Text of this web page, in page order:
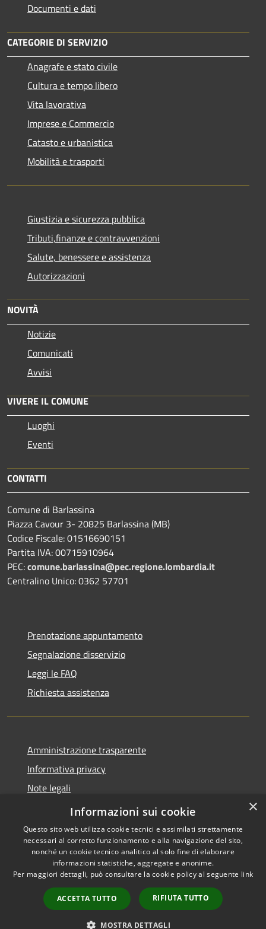
Documenti e dati
CATEGORIE DI SERVIZIO
Anagrafe e stato civile
Cultura e tempo libero
Vita lavorativa
Imprese e Commercio
Catasto e urbanistica
Mobilità e trasporti
Giustizia e sicurezza pubblica
Tributi,finanze e contravvenzioni
Salute, benessere e assistenza
Autorizzazioni
NOVITÀ
Notizie
Comunicati
Avvisi
VIVERE IL COMUNE
Luoghi
Eventi
CONTATTI
Comune di Barlassina
Piazza Cavour 3- 20825 Barlassina (MB)
Codice Fiscale: 01516690151
Partita IVA: 00715910964
PEC:comune.barlassina@pec.regione.lombardia.it
Centralino Unico: 0362 57701
Prenotazione appuntamento
Segnalazione disservizio
Leggi le FAQ
Richiesta assistenza
Amministrazione trasparente
Informativa privacy
Note legali
Dichiarazione di accessibilità
Accessibilità
Copyright © 2026 • Comune di
Barlassina • Powered by
Municipium•
Accesso
redazione
×
Informazioni sui cookie
Questo sito web utilizza cookie tecnici e assimilati strettamente
necessari al corretto funzionamento e alla navigazione del sito,
nonché un cookie tecnico analitico al solo fine di elaborare
informazioni statistiche, aggregate e anonime.
Per maggiori dettagli, può consultare la cookie policy al seguente link
ACCETTA TUTTO RIFIUTA TUTTO
MOSTRA DETTAGLI